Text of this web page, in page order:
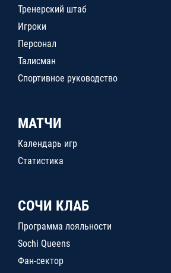
Тренерский штаб
Игроки
Персонал
Талисман
Спортивное руководство
МАТЧИ
Календарь игр
Статистика
СОЧИ КЛАБ
Программа лояльности
Sochi Queens
Фан-сектор